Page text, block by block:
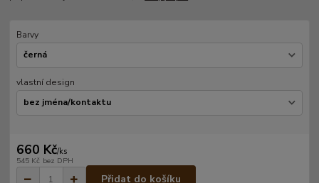
Barvy
vlastní design
660 Kč/ks
545 Kč bez DPH
Přidat do košíku